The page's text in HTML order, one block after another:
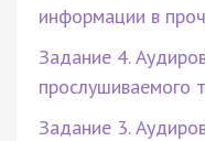
информации в
Задание 4.
прослушиваемого
Задание 3.